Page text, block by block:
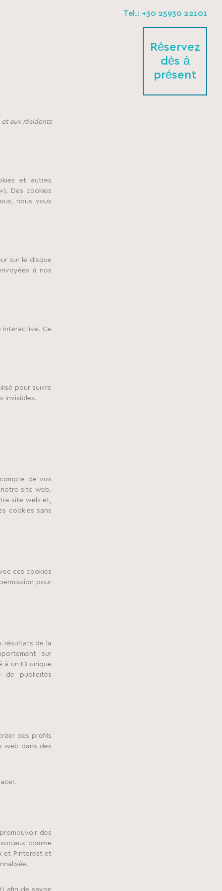
Tel.: +30 25930 22101
Réservez
dès à
présent
aux résidents
et autres
Des cookies
nous vous
sur le disque
à nos
interactive. Ce
pour suivre
invisibles.
de vos
site web.
site web et,
cookies sans
ces cookies
pour
résultats de la
sur
à un ID unique
de publicités
des profils
web dans des
des
comme
et Pinterest et
afin de savoir